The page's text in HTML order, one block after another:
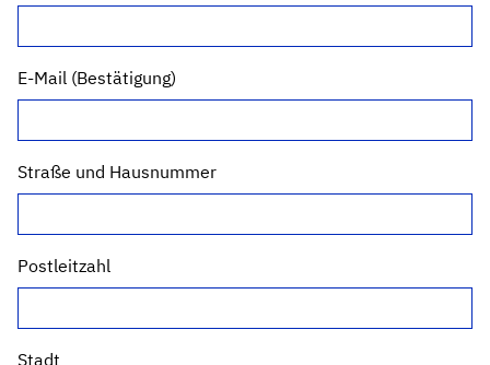
E-Mail (Bestätigung)
Straße und Hausnummer
Postleitzahl
Stadt